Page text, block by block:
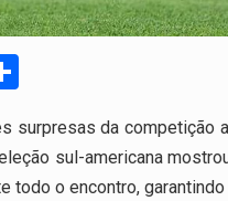
ar
e
surpresas da competição
sul-americana
todo o encontro,